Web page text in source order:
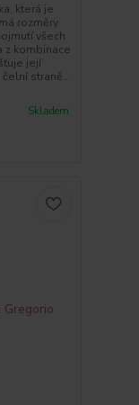
která je
rozměry
všech
z kombinace
její
straně...
Skladem